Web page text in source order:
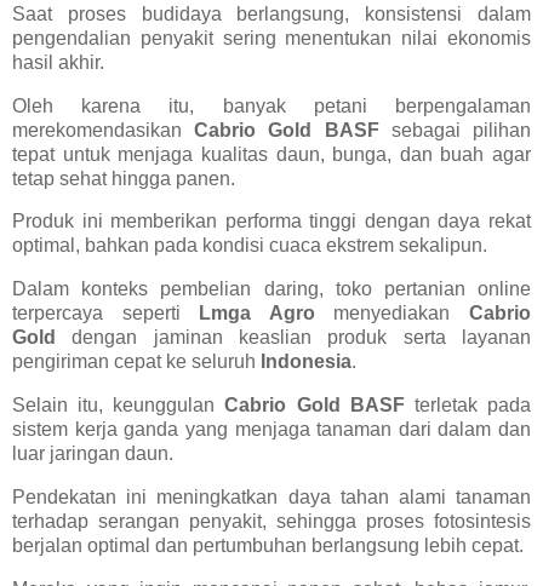
Saat proses budidaya berlangsung, konsistensi dalam
pengendalian penyakit sering menentukan nilai ekonomis
hasil akhir.
Oleh karena itu, banyak petani berpengalaman
merekomendasikanCabrio Gold BASFsebagai pilihan
tepat untuk menjaga kualitas daun, bunga, dan buah agar
tetap sehat hingga panen.
Produk ini memberikan performa tinggi dengan daya rekat
optimal, bahkan pada kondisi cuaca ekstrem sekalipun.
Dalam konteks pembelian daring, toko pertanian online
terpercaya seperti
Lmga Agro menyediakanCabrio
Gold
dengan jaminan keaslian produk serta layanan
pengiriman cepat ke seluruh Indonesia.
Selain itu, keunggulanCabrio Gold BASF terletak pada
sistem kerja ganda yang menjaga tanaman dari dalam dan
luar jaringan daun.
Pendekatan ini meningkatkan daya tahan alami tanaman
terhadap serangan penyakit, sehingga proses fotosintesis
berjalan optimal dan pertumbuhan berlangsung lebih cepat.